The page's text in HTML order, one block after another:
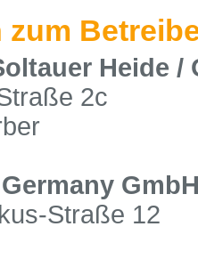
Heide /
2c
Straße 12